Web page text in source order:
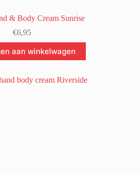
& Body Cream Sunrise
€6,95
aan winkelwagen